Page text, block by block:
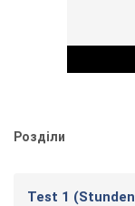
Розділи
Test 1